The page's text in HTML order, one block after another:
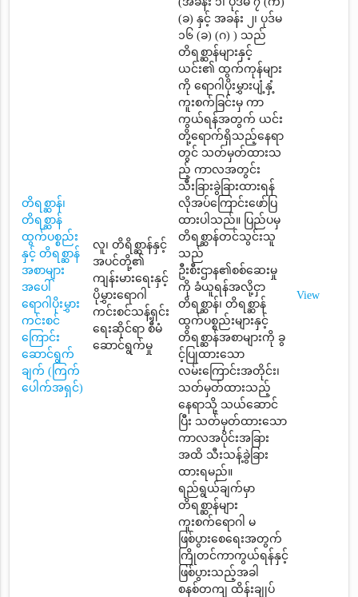
တိရစ္ဆာန်၊
တိရစ္ဆာန်
ထွက်ပစ္စည်း
နှင့် တိရစ္ဆာန်
အစာများ
အပေါ်
ရောဂါပိုးမွှား
ကင်းစင်
ကြောင်း
ဆောင်ရွက်
ချက် (ကြက်
ပေါက်အရှင်)
လူ၊ တိရိစ္ဆာန်နှင့်
အပင်တို့၏
ကျန်းမားရေးနှင့်
ပိုမွှားရောဂါ
ကင်းစင်သန့်ရှင်း
ရေးဆိုင်ရာ စီမံ
ဆောင်ရွက်မှု
(ခ) နှင့် အခန်း ၂၊ ပုဒ်မ
၁၆ (ခ) (ဂ) ) သည်
တိရစ္ဆာန်များနှင့်
ယင်း၏ ထွက်ကုန်များ
ကို ရောဂါပိုးမွှားပျံ့နှံ့
ကူးစက်ခြင်းမှ ကာ
ကွယ်ရန်အတွက် ယင်း
တို့ရောက်ရှိသည့်နေရာ
တွင် သတ်မှတ်ထားသ
ည့် ကာလအတွင်း
သီးခြားခွဲခြားထားရန်
လိုအပ်ကြောင်းဖော်ပြ
ထားပါသည်။ ပြည်ပမှ
တိရစ္ဆာန်တင်သွင်းသူ
သည်
ဦးစီးဌာန၏စစ်ဆေးမှု
ကို ခံယူရန်အလို့ငှာ
တိရစ္ဆာန်၊ တိရစ္ဆာန်
ထွက်ပစ္စည်းများနှင့်
တိရစ္ဆာန်အစာများကို ခွ
င့်ပြုထားသော
လမ်းကြောင်းအတိုင်း၊
သတ်မှတ်ထားသည့်
နေရာသို့ သယ်ဆောင်
ပြီး သတ်မှတ်ထားသော
ကာလအပိုင်းအခြား
အထိ သီးသန့်ခွဲခြား
ထားရမည်။
ရည်ရွယ်ချက်မှာ
တိရစ္ဆာန်များ
ကူးစက်ရောဂါ မ
ဖြစ်ပွားစေရေးအတွက်
ကြိုတင်ကာကွယ်ရန်နှင့်
ဖြစ်ပွားသည့်အခါ
စနစ်တကျ ထိန်းချုပ်
View